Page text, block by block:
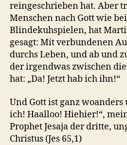
reingeschrieben hat. Aber
Menschen nach Gott wie
Blindekuhspielen, hat
gesagt: Mit verbundenen
durchs Leben, und ab und
der irgendwas zwischen
hat: „Da! Jetzt hab ich ihn!“
Und Gott ist ganz
ich! Haalloo! Hiehier!“,
Prophet Jesaja der dritte,
Christus (Jes 65,1)